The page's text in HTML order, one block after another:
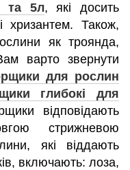
та 5л, які досить
хризантем. Також,
як троянда,
варто звернути
для рослин
глибокі для
відповідають
стрижневою
які віддають
включають: лоза,